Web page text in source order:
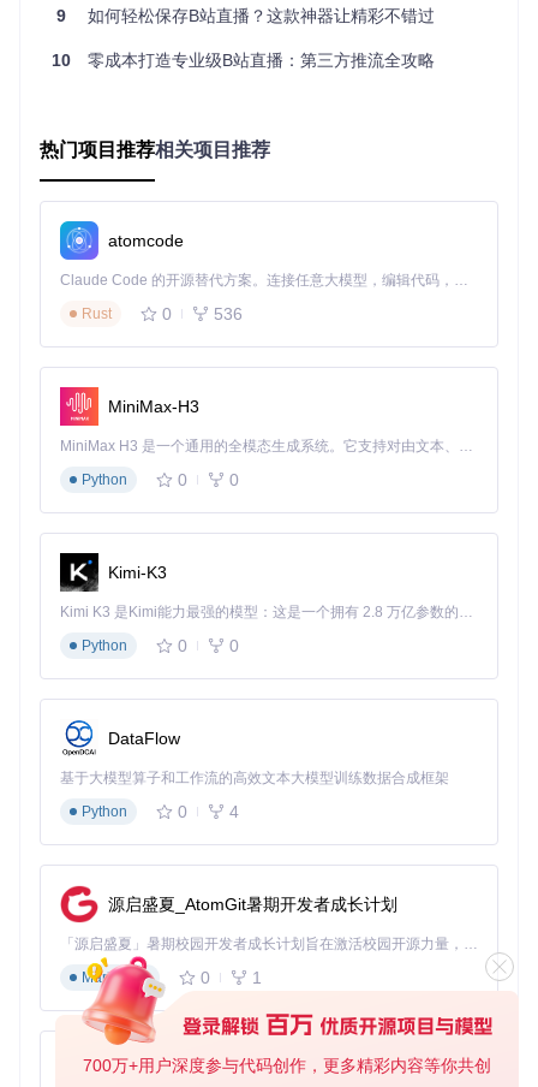
700万+用户深度参与代码创作，更多精彩内容等你共创
启用"定时录制"功能，按课程表自动启动/停止
使用"画质锁定"功能确保教学板书清晰可辨
适用场景：直播内容二次创作素材采集
启用"画质优先级"策略，优先选择高码率源流
配置"自动转码"为H.265格式，节省50%存储空间
使用"多房间监控"功能，同时跟踪多个合作主播
研究者的数据采集工具 📊
适用场景：直播互动行为分析与研究
实施要点：
开启"完整数据记录"模式，保存原始弹幕与礼物数据
配置"API数据同步"，获取直播间实时在线人数等元数据
使用"时间戳对齐"功能，精确关联弹幕与视频内容
导出JSON格式数据，便于后续统计分析
三、3分钟快速上手：从安装到首次录制
环境准备
# 获取项目源码
# 进入项目目录
cd BilibiliLiveRecordDownLoader
# 编译项目（需安装.NET 6 SDK）
进入编译输出目录：
cd
BilibiliLiveRecordDownLoader/
添加录制任务
在主界面"任务管理"面板点击"添加"，输入直播间ID（如"1
23456"），设置保存路径和画质偏好。
9 如何轻松保存B站直播？这款神器让精彩不错过
10 零成本打造专业级B站直播：第三方推流全攻略
热门项目推荐相关项目推荐
atomcode
Claude Code 的开源替代方案。连接任意大模型，编辑代码，运行命令，自动验证 — 全自动执行。用 Rust 构建，极致性能。 ｜ An open-source alternative to Claude Code. Connect any LLM, edit code, run commands, and verify changes — autonomously. Built in Rust for speed. Get Started
Rust
0 536
MiniMax-H3
MiniMax H3 是一个通用的全模态生成系统。它支持对由文本、图像、视频和音频组成的多模态上下文进行统一理解，并能生成分辨率高达 2K、时长可达 15 秒的带原生立体声音频的视频。得益于面向任务泛化的系统设计，H3 在预训练阶段就已具备广泛的多模态上下文理解与生成能力，能够出色地执行复杂的多模态指令。
Python
0 0
Kimi-K3
Kimi K3 是Kimi能力最强的模型：这是一个拥有 2.8 万亿参数的混合专家（MoE）模型，具备原生视觉理解能力，并支持 100 万 token 的上下文窗口。
Python
0 0
DataFlow
基于大模型算子和工作流的高效文本大模型训练数据合成框架
Python
0 4
源启盛夏_AtomGit暑期开发者成长计划
「源启盛夏」暑期校园开发者成长计划旨在激活校园开源力量，通过积分激励、认证扶持、资源倾斜等形式，引导高校组织和开发者完成「入驻 — 建项目 — 做贡献 — 获认证 — 得资源」的完整闭环。无论你是想带领社团入驻平台的组织者，还是希望用代码贡献证明自己的开发者，都能在这里找到属于你的成长路径。
Markdown
0 1
py-xiaozhi